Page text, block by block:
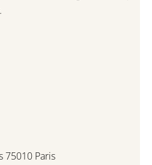
75010 Paris